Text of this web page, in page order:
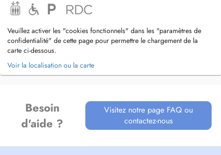
Veuillez activer les "cookies fonctionnels" dans les "paramètres de
confidentialité" de cette page pour permettre le chargement de la
carte ci-dessous.
Voir la localisation ou la carte
Besoin
d'aide ?
Visitez notre page FAQ ou
contactez-nous